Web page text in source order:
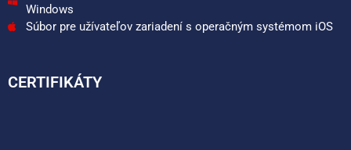
Windows
Súbor pre užívateľov zariadení s operačným systémom iOS
CERTIFIKÁTY